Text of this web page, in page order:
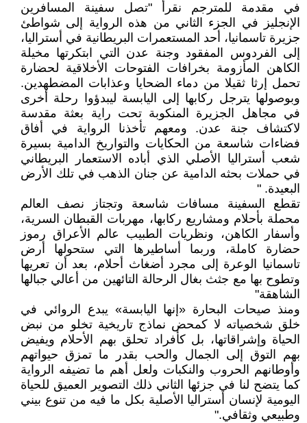
في مقدمة للمترجم نقرأ "تصل سفينة المسافرين
الإنجليز في الجزء الثاني من هذه الرواية إلى شواطئ
جزيرة تاسمانيا، أحد المستعمرات البريطانية في أستراليا،
إلى الفردوس المفقود وجنة عدن التي ابتكرتها مخيلة
الكاهن المأزومة بخرافات الفتوحات الأخلاقية لحضارة
تحمل إرثا ثقيلا من دماء الضحايا وعذابات المضطهدين.
وبوصولها يترجل ركابها إلى اليابسة ليبدؤوا رحلة أخرى
في مجاهل الجزيرة المنكوبة تحت راية بعثة مقدسة
لاكتشاف جنة عدن. ومعهم تأخذنا الرواية في أفاق
فضاءات شاسعة من الحكايات والتواريخ الدامية بسيرة
شعب أستراليا الأصلي الذي أباده الاستعمار البريطاني
في حملات بحثه الدامية عن جنان الذهب في تلك الأرض
البعيدة. "
تقطع السفينة مسافات شاسعة وتجتاز نصف العالم
محملة بأحلام ومشاريع ركابها، مهربات القبطان السرية،
وأسفار الكاهن، ونظريات الطبيب عالم الأعراق رموز
حضارة كاملة، وربما أساطيرها التي ستحولها أرض
تاسمانيا الوعرة إلى مجرد أضغاث أحلام، بعد أن تعريها
وتطوح بها مع جثث بغال الرحالة التائهين من أعالي جبالها
الشاهقة"
ومنذ صيحات البحارة «إنها اليابسة» يبدع الروائي في
خلق شخصياته لا كمحض نماذج تاريخية تخلو من نبض
الحياة وإشراقاتها، بل كأفراد تحلق بهم الأحلام ويفيض
بهم التوق إلى الجمال والحب بقدر ما تمزق حيواتهم
وأوطانهم الحروب والنكبات ولعل أهم ما تضيفه الرواية
كما يتضح لنا في جزئها الثاني ذلك التصوير العميق للحياة
اليومية لإنسان أستراليا الأصلية بكل ما فيه من تنوع بيني
وطبيعي وثقافي."